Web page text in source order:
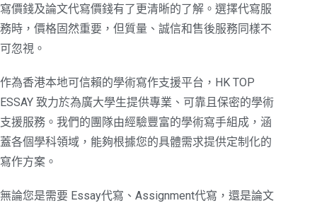
寫價錢及論文代寫價錢有了更清晰的了解。選擇代寫服
務時，價格固然重要，但質量、誠信和售後服務同樣不
可忽視。
作為香港本地可信賴的學術寫作支援平台，HK TOP
ESSAY 致力於為廣大學生提供專業、可靠且保密的學術
支援服務。我們的團隊由經驗豐富的學術寫手組成，涵
蓋各個學科領域，能夠根據您的具體需求提供定制化的
寫作方案。
無論您是需要 Essay代寫、Assignment代寫，還是論文